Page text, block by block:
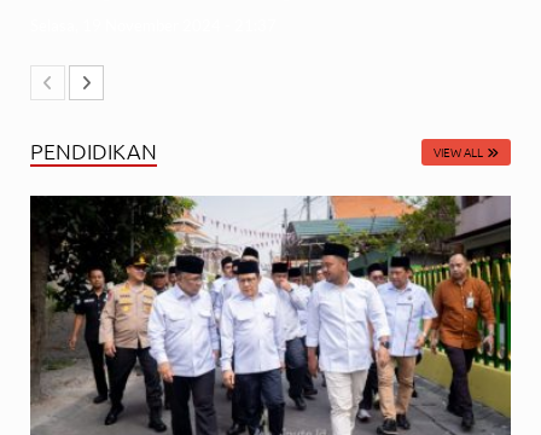
PENDIDIKAN VIEW ALL